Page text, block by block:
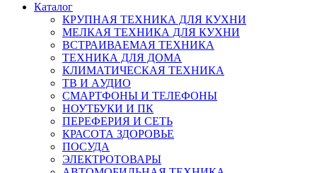
Каталог
КРУПНАЯ ТЕХНИКА ДЛЯ КУХНИ
МЕЛКАЯ ТЕХНИКА ДЛЯ КУХНИ
ВСТРАИВАЕМАЯ ТЕХНИКА
ТЕХНИКА ДЛЯ ДОМА
КЛИМАТИЧЕСКАЯ ТЕХНИКА
ТВ И AУДИО
СМАРТФОНЫ И ТЕЛЕФОНЫ
НОУТБУКИ И ПК
ПЕРЕФЕРИЯ И СЕТЬ
КРАСОТА ЗДОРОВЬЕ
ПОСУДА
ЭЛЕКТРОТОВАРЫ